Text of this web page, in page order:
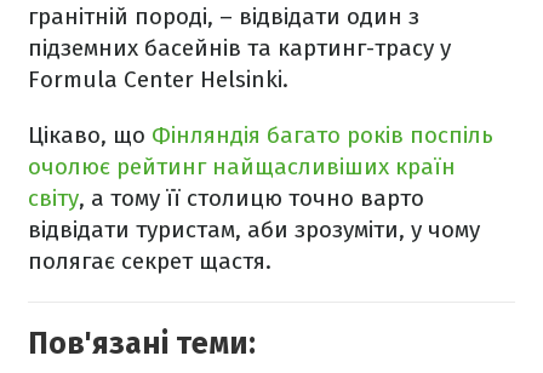
гранітній породі, – відвідати один з
підземних басейнів та картинг-трасу у
Formula Center Helsinki.
Цікаво, що Фінляндія багато років поспіль
очолює рейтинг найщасливіших країн
світу, а тому її столицю точно варто
відвідати туристам, аби зрозуміти, у чому
полягає секрет щастя.
Пов'язані теми: